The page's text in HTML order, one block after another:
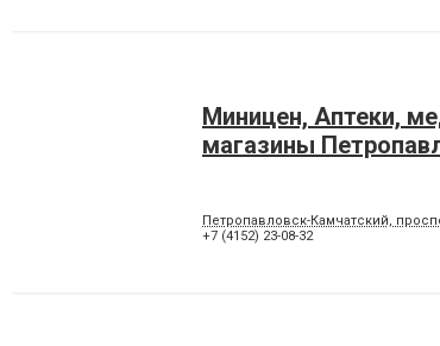
Миницен, Аптеки,
магазины
Петропавловск-Камчатский,
+7 (4152) 23-08-32